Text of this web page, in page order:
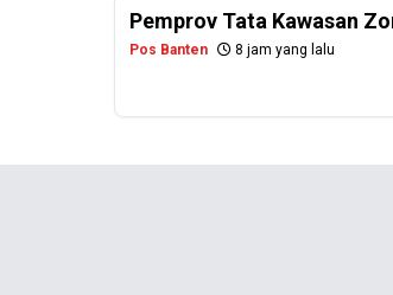
Pemprov Tata Kawasan
Pos Banten 8 jam yang lalu